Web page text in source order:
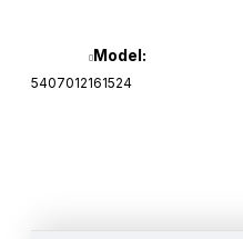
Model:
5407012161524